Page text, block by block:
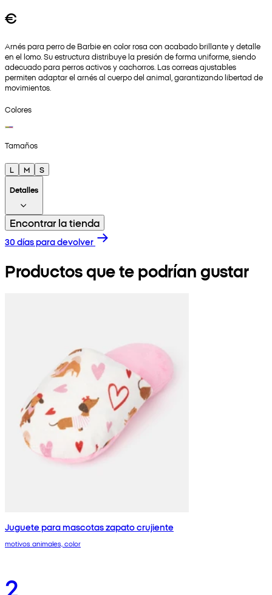
€
Arnés para perro de Barbie en color rosa con acabado brillante y detalle
en el lomo. Su estructura distribuye la presión de forma uniforme, siendo
adecuado para perros activos y cachorros. Las correas ajustables
permiten adaptar el arnés al cuerpo del animal, garantizando libertad de
movimientos.
Colores
Tamaños
L M
S
Detalles
Encontrar la tienda
30 días para devolver
Productos que te podrían gustar
Juguete para mascotas zapato crujiente
motivos animales, color
2